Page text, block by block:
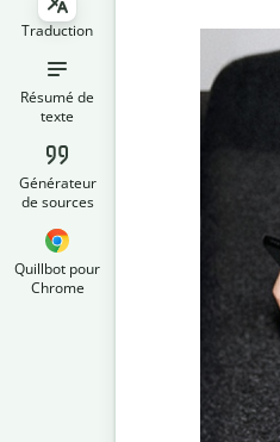
Traduction
Résumé de
texte
Générateur
de sources
Quillbot pour
Chrome